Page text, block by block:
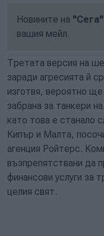
Новините на "Сега"
вашия мейл.
Третата версия на
заради агресията й
изготвя, вероятно
забрана за танкери
като това е станало
Кипър и Малта,
агенция Ройтерс.
възпрепятствани да
финансови услуги за
целия свят.